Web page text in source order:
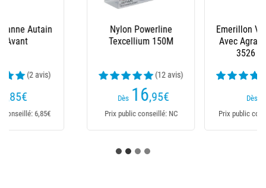
Emerillon Vmc Rolling
(19 avis)
Prix public conseillé: 2,25€
Perle Caoutchouc
Souple Ragot - Par 20
(11 avis)
Prix public conseillé: 2,29€